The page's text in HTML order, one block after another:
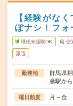
【経験がな
ぼナシ！フ
職種未経験OK 交
派遣
勤務地
群馬県
膳駅か
曜日頻度 月～金